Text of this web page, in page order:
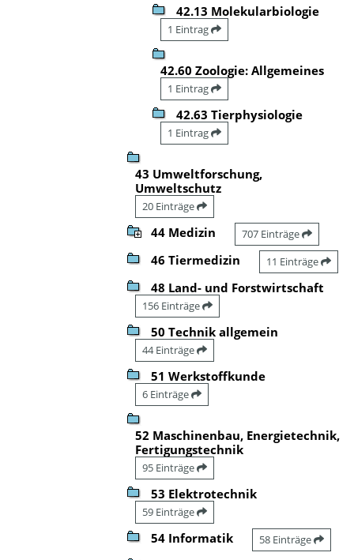
42.13 Molekularbiologie
1 Eintrag
42.60 Zoologie: Allgemeines
1 Eintrag
42.63 Tierphysiologie
1 Eintrag
43 Umweltforschung,
Umweltschutz
20 Einträge
44 Medizin 707 Einträge
46 Tiermedizin 11 Einträge
48 Land- und Forstwirtschaft
156 Einträge
50 Technik allgemein
44 Einträge
51 Werkstoffkunde
6 Einträge
52 Maschinenbau, Energietechnik,
Fertigungstechnik
95 Einträge
53 Elektrotechnik
59 Einträge
54 Informatik 58 Einträge